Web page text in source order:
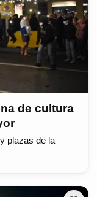
de cultura
plazas de la